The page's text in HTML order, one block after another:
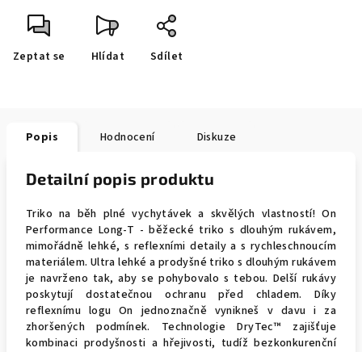
Zeptat se Hlídat Sdílet
Popis Hodnocení Diskuze
Detailní popis produktu
Triko na běh plné vychytávek a skvělých vlastností! On
Performance Long-T - běžecké triko s dlouhým rukávem,
mimořádně lehké, s reflexními detaily a s rychleschnoucím
materiálem. Ultra lehké a prodyšné triko s dlouhým rukávem
je navrženo tak, aby se pohybovalo s tebou. Delší rukávy
poskytují dostatečnou ochranu před chladem. Díky
reflexnímu logu On jednoznačně vynikneš v davu i za
zhoršených podmínek. Technologie DryTec™ zajišťuje
kombinaci prodyšnosti a hřejivosti, tudíž bezkonkurenční